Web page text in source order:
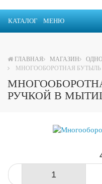
КАТАЛОГ МЕНЮ
ГЛАВНАЯ МАГАЗИН
МНОГООБОРОТНАЯ БУТЫЛЬ
РУЧКОЙ В